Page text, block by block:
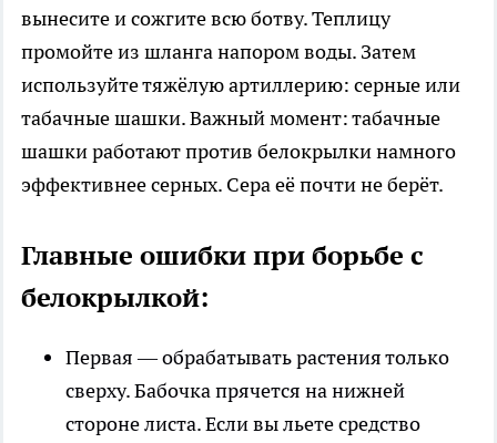
вынесите и сожгите всю ботву. Теплицу
промойте из шланга напором воды. Затем
используйте тяжёлую артиллерию: серные или
табачные шашки. Важный момент: табачные
шашки работают против белокрылки намного
эффективнее серных. Сера её почти не берёт.
Главные ошибки при борьбе с
белокрылкой:
Первая — обрабатывать растения только
сверху. Бабочка прячется на нижней
стороне листа. Если вы льете средство